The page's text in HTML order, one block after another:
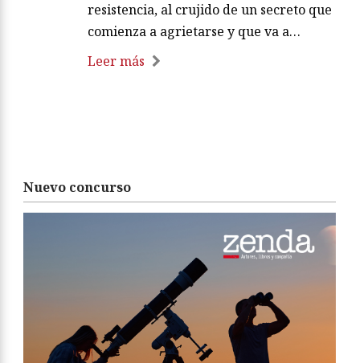
resistencia, al crujido de un secreto que
comienza a agrietarse y que va a…
Leer más
Nuevo concurso